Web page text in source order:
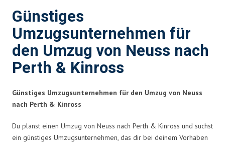
Günstiges
Umzugsunternehmen für
den Umzug von Neuss nach
Perth & Kinross
Günstiges Umzugsunternehmen für den Umzug von Neuss
nach Perth & Kinross
Du planst einen Umzug von Neuss nach Perth & Kinross und suchst
ein günstiges Umzugsunternehmen, das dir bei deinem Vorhaben